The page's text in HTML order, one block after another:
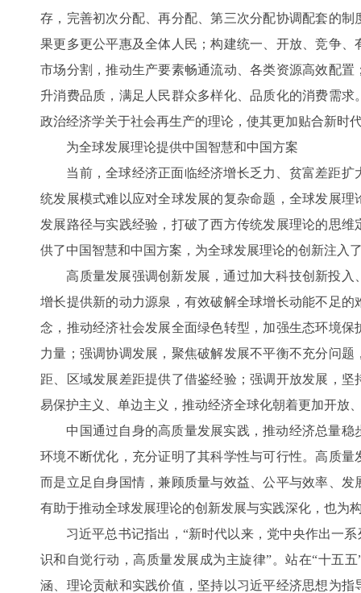
存，完善初次分配、再分配、第三次分配协调配套的
果更多更公平惠及全体人民；构建统一、开放、竞争
市场分割，推动生产要素畅通流动、各类资源高效配
升消费品质，满足人民群众多样化、品质化的消费需
政治经济学关于社会再生产的理论，使其更加贴合新时
为全球发展理论提供中国智慧和中国方案
当前，全球经济正面临经济增长乏力、贫富差距扩
统发展模式难以应对全球发展的复杂命题，全球发展
发展路径与实践经验，打破了西方传统发展理论的思
供了中国智慧和中国方案，为全球发展理论的创新注入
高质量发展强调创新发展，通过加大科技创新投入
增长提供新的动力源泉，有效破解全球增长动能不足
念，推动经济社会发展全面绿色转型，加强生态环境
力量；强调协调发展，聚焦破解发展不平衡不充分问
距、区域发展差距提供了借鉴经验；强调开放发展，
易保护主义、单边主义，推动经济全球化朝着更加开放
中国通过自身的高质量发展实践，推动经济总量稳
环境不断优化，充分证明了其科学性与可行性。高质
而是立足自身国情，兼顾质量与效益、公平与效率、
有助于推动全球发展理论的创新发展与实践深化，也为
习近平总书记指出，“新时代以来，党中央作出一系
识和自觉行动，高质量发展成为主旋律”。站在“十五
涵、理论贡献和实践价值，坚持以习近平经济思想为